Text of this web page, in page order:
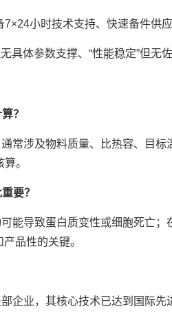
小时技术支持、快速备件供
具体参数支撑、“性能稳定”但无
？
常涉及物料质量、比热容、目
。
要？
能导致蛋白质变性或细胞死亡；
品性的关键。
企业，其核心技术已达到国际